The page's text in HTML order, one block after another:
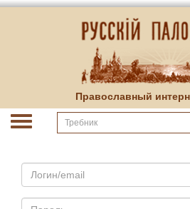
Православный
Email
Пароль